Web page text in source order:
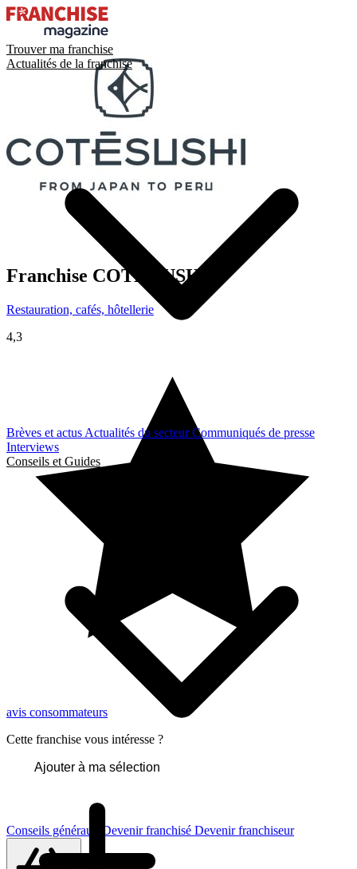
Trouver ma franchise
Actualités de la franchise
Brèves et actus Actualités du secteurCommuniqués de presse
Interviews
Conseils et Guides
Conseils généraux Devenir franchisé Devenir franchiseur
Franchise COTE SUSHI
Restauration, cafés, hôtellerie
4,3
avis consommateurs
Cette franchise vous intéresse ?
Ajouter à ma sélection